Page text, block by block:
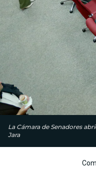
La Cámara de Senadores
Jara